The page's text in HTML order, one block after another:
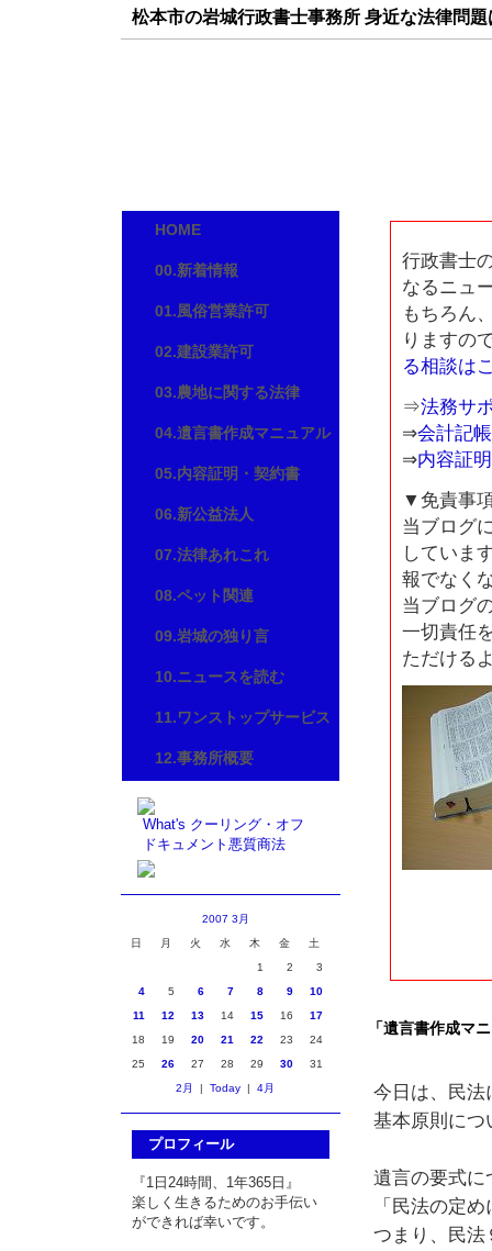
松本市の岩城行政書士事務所 身近な法律問
行政書士
なるニュ
もちろん
りますの
る相談は
⇒法務サ
⇒会計記
⇒内容証
▼免責事
当ブログ
していま
報でなく
当ブログ
一切責任
ただける
「遺言書作成マ
今日は、民法
基本原則につ
遺言の要式に
「民法の定
つまり、民法
HOME
00.新着情報
01.風俗営業許可
02.建設業許可
03.農地に関する法律
04.遺言書作成マニュアル
05.内容証明・契約書
06.新公益法人
07.法律あれこれ
08.ペット関連
09.岩城の独り言
10.ニュースを読む
11.ワンストップサービス
12.事務所概要
What's クーリング・オフ
ドキュメント悪質商法
2007 3月
日
月 火 水 木 金
土
1
2
3
4
5 6 7 8 9
10
11
12 13 14 15 16
17
18
19 20 21 22 23
24
25
26 27 28 29 30
31
2月
| Today | 4月
プロフィール
『1日24時間、1年365日』
楽しく生きるためのお手伝い
ができれば幸いです。